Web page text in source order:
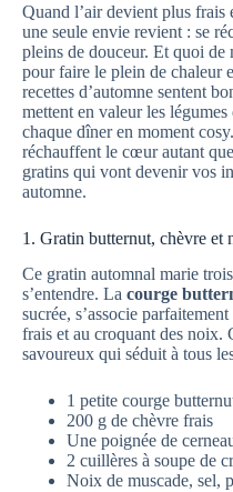
Quand l’air devient plus frais
une seule envie revient : se
pleins de douceur. Et quoi de
pour faire le plein de chaleur
recettes d’automne sentent
mettent en valeur les
chaque dîner en moment
réchauffent le cœur autant
gratins qui vont devenir vos
automne.
1. Gratin butternut, chèvre et
Ce gratin automnal marie
s’entendre. La courge
sucrée, s’associe
frais et au croquant des noix.
savoureux qui séduit à tous
1 petite courge
200 g de chèvre frais
Une poignée de
2 cuillères à soupe de
Noix de muscade, sel,